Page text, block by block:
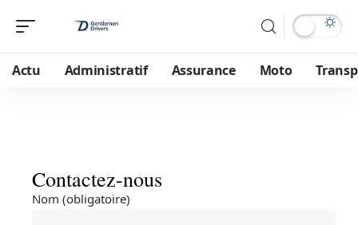
Actu Administratif Assurance Moto
Contactez-nous
Nom (obligatoire)